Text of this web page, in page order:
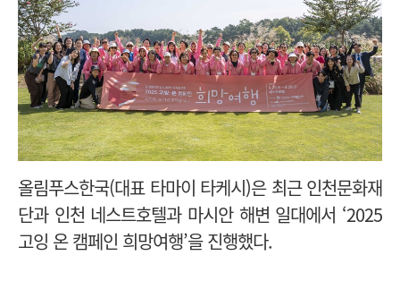
올림푸스한국(대표 타마이 타케시)은 최근 인천문화재
단과 인천 네스트호텔과 마시안 해변 일대에서 ‘2025
고잉 온 캠페인 희망여행’을 진행했다.